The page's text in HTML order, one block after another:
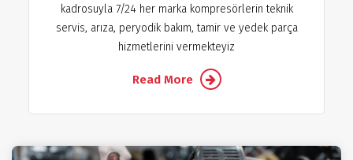
kadrosuyla 7/24 her marka kompresörlerin teknik
servis, arıza, peryodik bakım, tamir ve yedek parça
hizmetlerini vermekteyiz
Read More